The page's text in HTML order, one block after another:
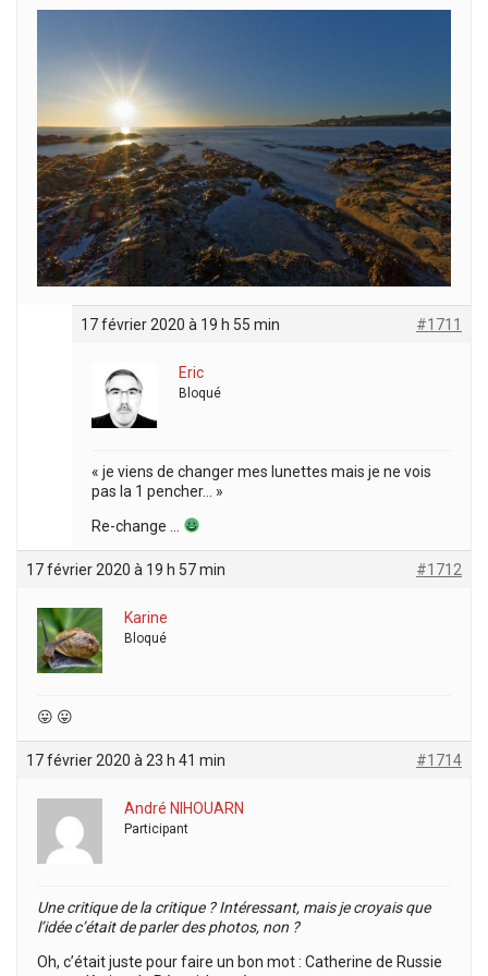
17 février 2020 à 19 h 55 min #1711
Eric
Bloqué
« je viens de changer mes lunettes mais je ne vois
pas la 1 pencher… »
Re-change …
17 février 2020 à 19 h 57 min #1712
Karine
Bloqué
😛 😛
17 février 2020 à 23 h 41 min #1714
André NIHOUARN
Participant
Une critique de la critique ? Intéressant, mais je croyais que
l’idée c’était de parler des photos, non ?
Oh, c’était juste pour faire un bon mot : Catherine de Russie